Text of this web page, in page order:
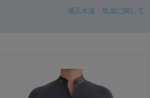
適正水温・気温に関して